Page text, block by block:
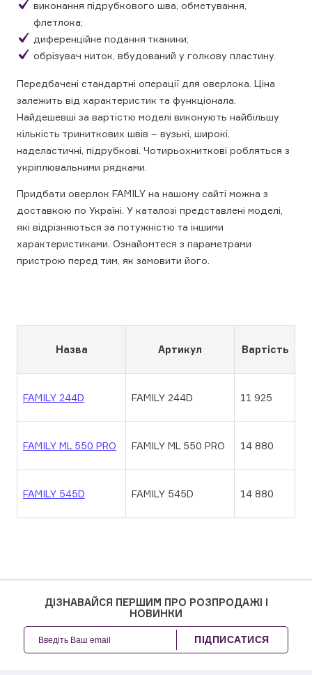
виконання підрубкового шва, обметування,
флетлока;
диференційне подання тканини;
обрізувач ниток, вбудований у голкову пластину.
Передбачені стандартні операції для оверлока. Ціна
залежить від характеристик та функціонала.
Найдешевші за вартістю моделі виконують найбільшу
кількість триниткових швів – вузькі, широкі,
наделастичні, підрубкові. Чотирьохниткові робляться з
укріплювальними рядками.
Придбати оверлок FAMILY на нашому сайті можна з
доставкою по Україні. У каталозі представлені моделі,
які відрізняються за потужністю та іншими
характеристиками. Ознайомтеся з параметрами
пристрою перед тим, як замовити його.
Назва Артикул Вартість
FAMILY 244D FAMILY 244D 11 925
FAMILY ML 550 PRO FAMILY ML 550 PRO 14 880
FAMILY 545D FAMILY 545D 14 880
ДІЗНАВАЙСЯ ПЕРШИМ ПРО РОЗПРОДАЖІ І
НОВИНКИ
ПІДПИСАТИСЯ